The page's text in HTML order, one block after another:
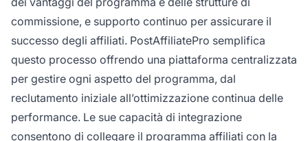
commissione, e supporto continuo per assicurare il
successo degli affiliati. PostAffiliatePro semplifica
questo processo offrendo una piattaforma centralizzata
per gestire ogni aspetto del programma, dal
reclutamento iniziale all’ottimizzazione continua delle
performance. Le sue capacità di integrazione
consentono di collegare il programma affiliati con la